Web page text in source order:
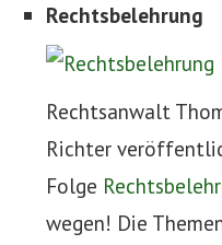
Rechtsbelehrung
Rechtsanwalt
Richter
Folge
wegen! Die